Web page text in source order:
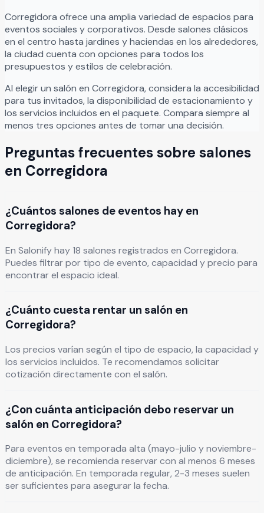
Corregidora ofrece una amplia variedad de espacios para
eventos sociales y corporativos. Desde salones clásicos
en el centro hasta jardines y haciendas en los alrededores,
la ciudad cuenta con opciones para todos los
presupuestos y estilos de celebración.
Al elegir un salón en Corregidora, considera la accesibilidad
para tus invitados, la disponibilidad de estacionamiento y
los servicios incluidos en el paquete. Compara siempre al
menos tres opciones antes de tomar una decisión.
Preguntas frecuentes sobre salones
en Corregidora
¿Cuántos salones de eventos hay en
Corregidora?
En Salonify hay 18 salones registrados en Corregidora.
Puedes filtrar por tipo de evento, capacidad y precio para
encontrar el espacio ideal.
¿Cuánto cuesta rentar un salón en
Corregidora?
Los precios varían según el tipo de espacio, la capacidad y
los servicios incluidos. Te recomendamos solicitar
cotización directamente con el salón.
¿Con cuánta anticipación debo reservar un
salón en Corregidora?
Para eventos en temporada alta (mayo-julio y noviembre-
diciembre), se recomienda reservar con al menos 6 meses
de anticipación. En temporada regular, 2-3 meses suelen
ser suficientes para asegurar la fecha.